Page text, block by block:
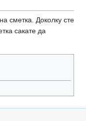
сметка. Доколку сте
сакате да